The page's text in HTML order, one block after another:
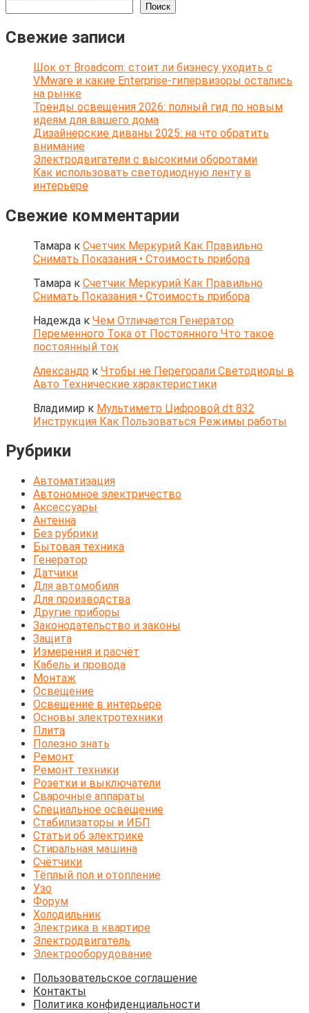
Поиск
Свежие записи
Шок от Broadcom: стоит ли бизнесу уходить с
VMware и какие Enterprise-гипервизоры остались
на рынке
Тренды освещения 2026: полный гид по новым
идеям для вашего дома
Дизайнерские диваны 2025: на что обратить
внимание
Электродвигатели с высокими оборотами
Как использовать светодиодную ленту в
интерьере
Свежие комментарии
Тамара к Счетчик Меркурий Как Правильно
Снимать Показания • Стоимость прибора
Тамара к Счетчик Меркурий Как Правильно
Снимать Показания • Стоимость прибора
Надежда к Чем Отличается Генератор
Переменного Тока от Постоянного Что такое
постоянный ток
Александр к Чтобы не Перегорали Светодиоды в
Авто Технические характеристики
Владимир к Мультиметр Цифровой dt 832
Инструкция Как Пользоваться Режимы работы
Рубрики
Автоматизация
Автономное электричество
Аксессуары
Антенна
Без рубрики
Бытовая техника
Генератор
Датчики
Для автомобиля
Для производства
Другие приборы
Законодательство и законы
Защита
Измерения и расчёт
Кабель и провода
Монтаж
Освещение
Освещение в интерьере
Основы электротехники
Плита
Полезно знать
Ремонт
Ремонт техники
Розетки и выключатели
Сварочные аппараты
Специальное освещение
Стабилизаторы и ИБП
Статьи об электрике
Стиральная машина
Счётчики
Тёплый пол и отопление
Узо
Форум
Холодильник
Электрика в квартире
Электродвигатель
Электрооборудование
Пользовательское соглашение
Контакты
Политика конфиденциальности